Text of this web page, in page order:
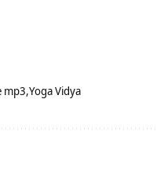
mp3 Yoga Vidya